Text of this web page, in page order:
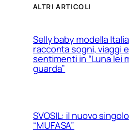
ALTRI ARTICOLI
Selly baby modella Italia
racconta sogni, viaggi e
sentimenti in “Luna lei
guarda”
SVOSIL: il nuovo
“MUFASA”